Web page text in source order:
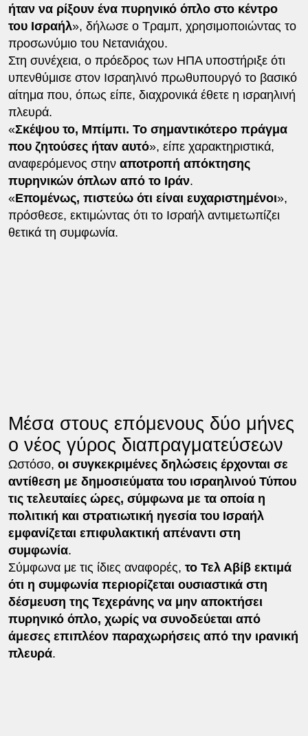
ήταν να ρίξουν ένα πυρηνικό όπλο στο κέντρο
του Ισραήλ», δήλωσε ο Τραμπ, χρησιμοποιώντας το
προσωνύμιο του Νετανιάχου.
Στη συνέχεια, ο πρόεδρος των ΗΠΑ υποστήριξε ότι
υπενθύμισε στον Ισραηλινό πρωθυπουργό το βασικό
αίτημα που, όπως είπε, διαχρονικά έθετε η ισραηλινή
πλευρά.
«Σκέψου το, Μπίμπι. Το σημαντικότερο πράγμα
που ζητούσες ήταν αυτό», είπε χαρακτηριστικά,
αναφερόμενος στην αποτροπή απόκτησης
πυρηνικών όπλων από το Ιράν.
«Επομένως, πιστεύω ότι είναι ευχαριστημένοι»,
πρόσθεσε, εκτιμώντας ότι το Ισραήλ αντιμετωπίζει
θετικά τη συμφωνία.
Μέσα στους επόμενους δύο μήνες
ο νέος γύρος διαπραγματεύσεων
Ωστόσο, οι συγκεκριμένες δηλώσεις έρχονται σε
αντίθεση με δημοσιεύματα του ισραηλινού Τύπου
τις τελευταίες ώρες, σύμφωνα με τα οποία η
πολιτική και στρατιωτική ηγεσία του Ισραήλ
εμφανίζεται επιφυλακτική απέναντι στη
συμφωνία.
Σύμφωνα με τις ίδιες αναφορές, το Τελ Αβίβ εκτιμά
ότι η συμφωνία περιορίζεται ουσιαστικά στη
δέσμευση της Τεχεράνης να μην αποκτήσει
πυρηνικό όπλο, χωρίς να συνοδεύεται από
άμεσες επιπλέον παραχωρήσεις από την ιρανική
πλευρά.